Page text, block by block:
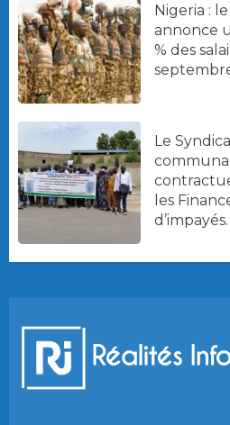
Nigeria :
annonce
% des
Le
les
d’impayés.